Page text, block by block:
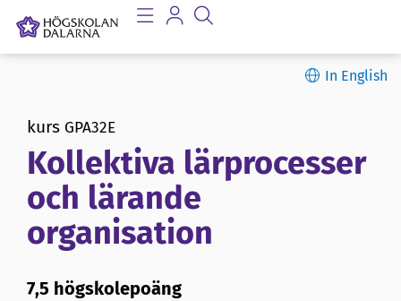
In English
kurs GPA32E
Kollektiva lärprocesser
och lärande
organisation
7,5 högskolepoäng